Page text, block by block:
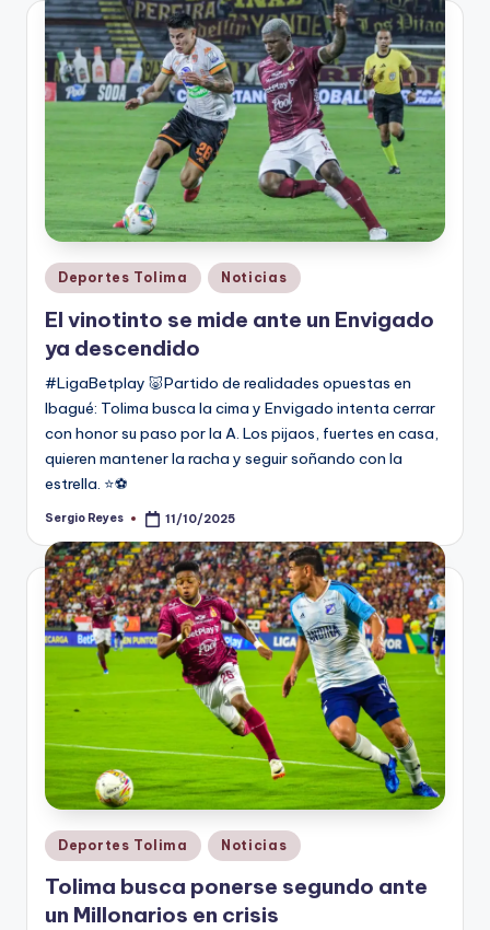
Publicado
en
Deportes Tolima Noticias
El vinotinto se mide ante un Envigado
ya descendido
#LigaBetplay 🐷Partido de realidades opuestas en
Ibagué: Tolima busca la cima y Envigado intenta cerrar
con honor su paso por la A. Los pijaos, fuertes en casa,
quieren mantener la racha y seguir soñando con la
estrella. ⭐⚽
Publicado
Sergio Reyes 11/10/2025
Publicado
en
Deportes Tolima Noticias
Tolima busca ponerse segundo ante
un Millonarios en crisis